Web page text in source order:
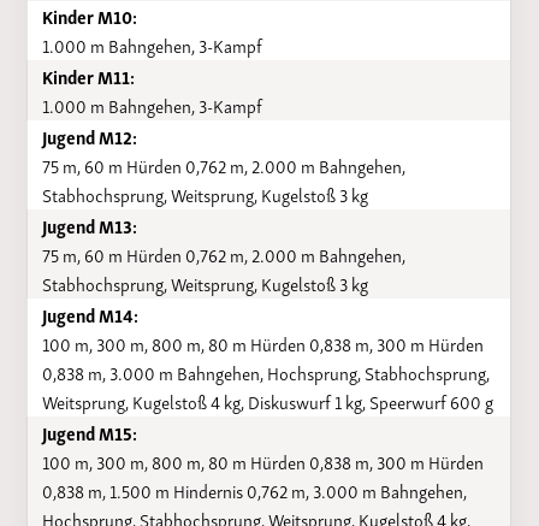
Kinder M10:
1.000 m Bahngehen, 3-Kampf
Kinder M11:
1.000 m Bahngehen, 3-Kampf
Jugend M12:
75 m, 60 m Hürden 0,762 m, 2.000 m Bahngehen,
Stabhochsprung, Weitsprung, Kugelstoß 3 kg
Jugend M13:
75 m, 60 m Hürden 0,762 m, 2.000 m Bahngehen,
Stabhochsprung, Weitsprung, Kugelstoß 3 kg
Jugend M14:
100 m, 300 m, 800 m, 80 m Hürden 0,838 m, 300 m Hürden
0,838 m, 3.000 m Bahngehen, Hochsprung, Stabhochsprung,
Weitsprung, Kugelstoß 4 kg, Diskuswurf 1 kg, Speerwurf 600 g
Jugend M15:
100 m, 300 m, 800 m, 80 m Hürden 0,838 m, 300 m Hürden
0,838 m, 1.500 m Hindernis 0,762 m, 3.000 m Bahngehen,
Hochsprung, Stabhochsprung, Weitsprung, Kugelstoß 4 kg,